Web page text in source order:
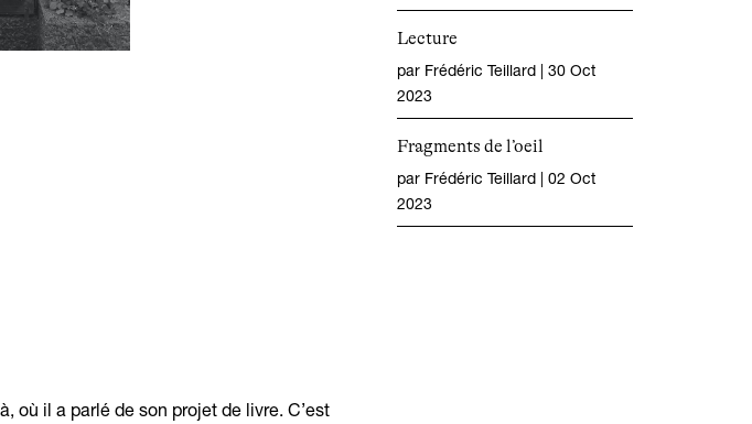
où il a parlé de son projet de livre. C’est
Lecture
par Frédéric Teillard |30 Oct
2023
Fragments de l’oeil
par Frédéric Teillard |02 Oct
2023